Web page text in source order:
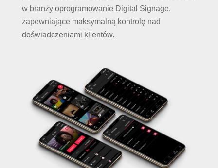
w branży oprogramowanie Digital Signage,
zapewniające maksymalną kontrolę nad
doświadczeniami klientów.